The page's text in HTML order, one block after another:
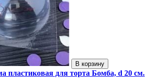
В корзину
пластиковая для торта Бомба, d 20 см.